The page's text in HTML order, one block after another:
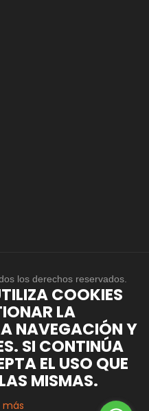
los derechos reservados.
COOKIES
LA
NAVEGACIÓN Y
SI CONTINÚA
EL USO QUE
MISMAS.
más